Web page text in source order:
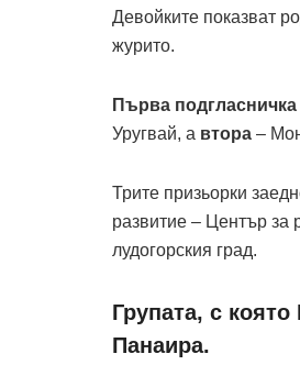
Девойките показват
журито.
Първа подгласничка
Уругвай, а втора –
Трите призьорки
развитие – Център за
лудогорския град.
Групата, с
Панаира.